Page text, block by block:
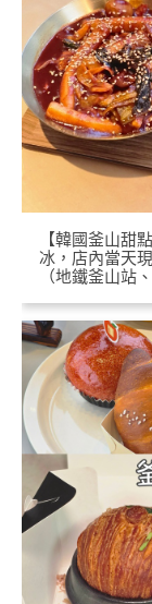
【韓國釜山甜
冰，店內當天
（地鐵釜山站